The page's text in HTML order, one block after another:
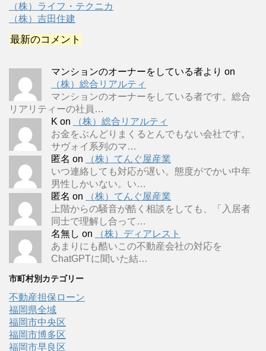
（株）ライフ・テクニカ
（株）吉田住建
最新のコメント
マンションのオーナーをしている者より on
（株）総合リアルティ
マンションのオーナーをしている者です。総合
リアリティーの社員…
K on
（株）総合リアルティ
お金をぶんどりまくるとんでもない会社です。
サヴォイ系列のマ…
匿名 on
（株）てんぐ屋産業
いつ連絡しても対応が遅い。態度がでかい中年
男性しかいない。い…
匿名 on
（株）てんぐ屋産業
上階からの騒音が酷く相談をしても、「入居者
同士で理解し合って…
名無し on
（株）ディアレスト
あまりにも酷いこの不動産会社の対応を
ChatGPTに聞いた結…
市町村別カテゴリー
不動産担保ローン
福岡県全域
福岡市中央区
福岡市博多区
福岡市早良区